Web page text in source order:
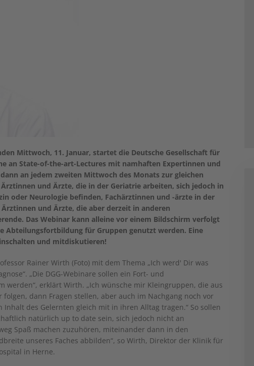
Mittwoch, 11. Januar, startet die Deutsche Gesellschaft für
an State-of-the-art-Lectures mit namhaften Expertinnen und
an jedem zweiten Mittwoch des Monats zur gleichen
und Ärzte, die in der Geriatrie arbeiten, sich jedoch in
oder Neurologie befinden, Fachärztinnen und -ärzte in der
und Ärzte, die aber derzeit in anderen
Das Webinar kann alleine vor einem Bildschirm verfolgt
Abteilungsfortbildung für Gruppen genutzt werden. Eine
und mitdiskutieren!
Rainer Wirth (Foto) mit dem Thema „Ich werd' Dir was
„Die DGG-Webinare sollen ein Fort- und
werden“, erklärt Wirth. „Ich wünsche mir Kleingruppen, die aus
dann Fragen stellen, aber auch im Nachgang noch vor
des Gelernten gleich mit in ihren Alltag tragen.“ So sollen
natürlich up to date sein, sich jedoch nicht an
Spaß machen zuzuhören, miteinander dann in den
unseres Faches abbilden“, so Wirth, Direktor der Klinik für
in Herne.